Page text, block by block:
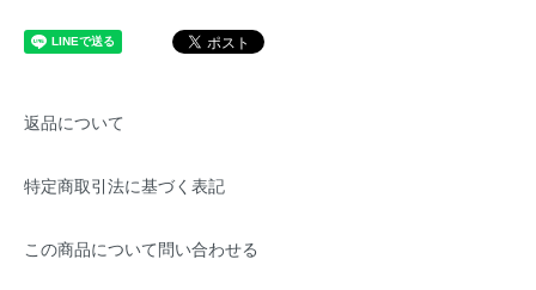
返品について
特定商取引法に基づく表記
この商品について問い合わせる